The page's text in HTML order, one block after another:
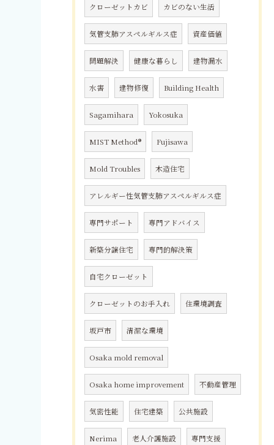
クローゼットカビ カビのない生活
気管支肺アスペルギルス症 資産価値
問題解決 健康な暮らし 建物漏水
水害 建物修復 Building Health
Sagamihara Yokosuka
MIST Method® Fujisawa
Mold Troubles 木造住宅
アレルギー性気管支肺アスペルギルス症
専門サポート 専門アドバイス
新築分譲住宅 専門的解決策
自宅クローゼット
クローゼットのお手入れ 住環境調査
坂戸市 清潔な環境
Osaka mold removal
Osaka home improvement 不動産管理
気密性能 住宅建築 公共施設
Nerima 老人介護施設 専門支援